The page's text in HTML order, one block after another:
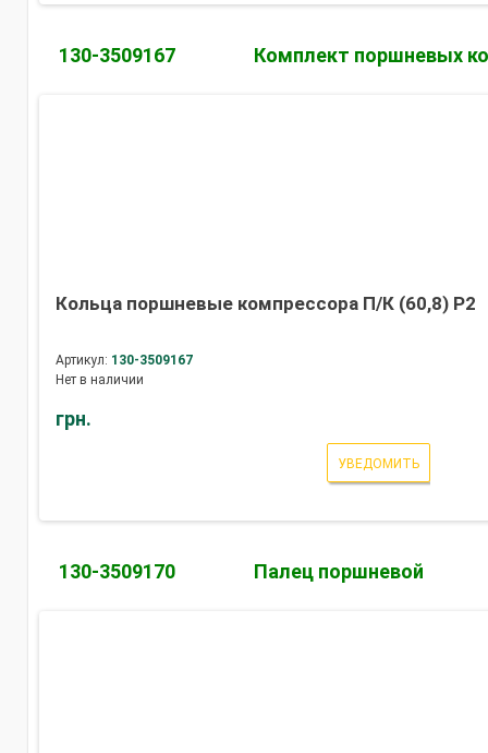
130-3509167 Комплект поршневых
Кольца поршневые компрессора П/К (60,8) Р2
Артикул: 130-3509167
Нет в наличии
грн.
УВЕДОМИТЬ
130-3509170 Палец поршневой